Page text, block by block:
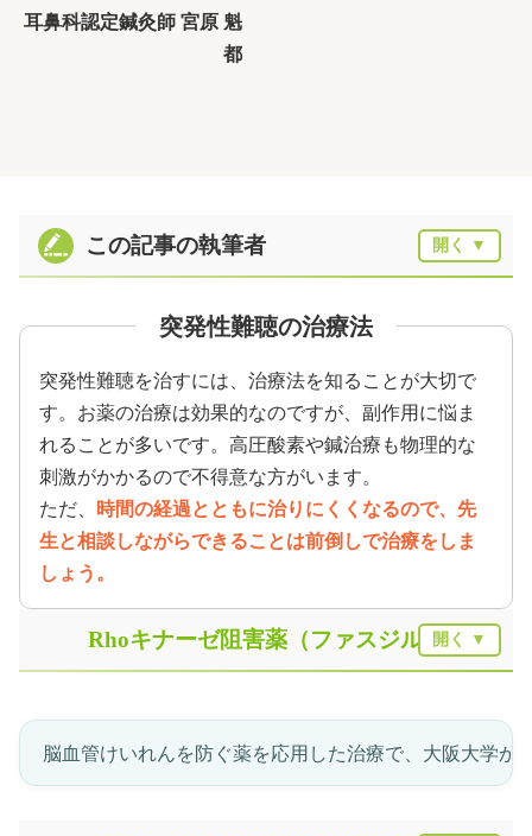
耳鼻科認定鍼灸師 宮原 魁
都
この記事の執筆者
突発性難聴の治療法
突発性難聴を治すには、治療法を知ることが大切で
す。お薬の治療は効果的なのですが、副作用に悩ま
れることが多いです。高圧酸素や鍼治療も物理的な
刺激がかかるので不得意な方がいます。
ただ、
時間の経過とともに治りにくくなるので、先
生と相談しながらできることは前倒しで治療をしま
しょう。
Rhoキナーゼ阻害薬（ファスジル）
脳血管けいれんを防ぐ薬を応用した治療で、大阪大学か